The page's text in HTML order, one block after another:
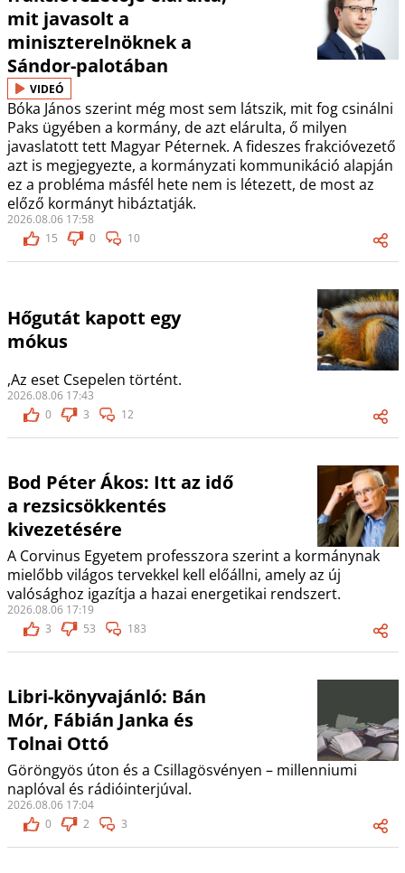
mit javasolt a
miniszterelnöknek a
Sándor-palotában
VIDEÓ
Bóka János szerint még most sem látszik, mit fog csinálni
Paks ügyében a kormány, de azt elárulta, ő milyen
javaslatott tett Magyar Péternek. A fideszes frakcióvezető
azt is megjegyezte, a kormányzati kommunikáció alapján
ez a probléma másfél hete nem is létezett, de most az
előző kormányt hibáztatják.
2026.08.06 17:58
15
0 10
Hőgutát kapott egy
mókus
,Az eset Csepelen történt.
2026.08.06 17:43
0
3 12
Bod Péter Ákos: Itt az idő
a rezsicsökkentés
kivezetésére
A Corvinus Egyetem professzora szerint a kormánynak
mielőbb világos tervekkel kell előállni, amely az új
valósághoz igazítja a hazai energetikai rendszert.
2026.08.06 17:19
3
53 183
Libri-könyvajánló: Bán
Mór, Fábián Janka és
Tolnai Ottó
Göröngyös úton és a Csillagösvényen – millenniumi
naplóval és rádióinterjúval.
2026.08.06 17:04
0
2 3